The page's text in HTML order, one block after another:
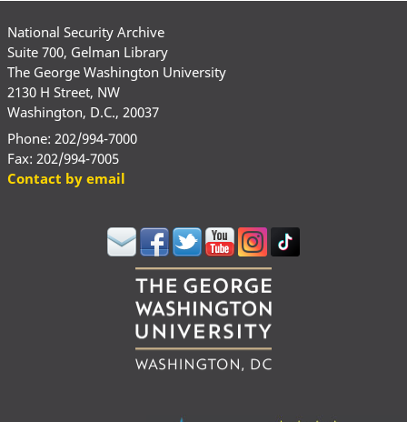
National Security Archive
Suite 700, Gelman Library
The George Washington University
2130 H Street, NW
Washington, D.C., 20037
Phone: 202/994-7000
Fax: 202/994-7005
Contact by email